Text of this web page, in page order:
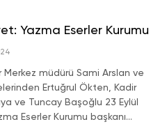
Yazma Eserler Kurumu
Merkez müdürü Sami Arslan ve
Ertuğrul Ökten, Kadir
ve Tuncay Başoğlu 23 Eylül
Eserler Kurumu başkanı